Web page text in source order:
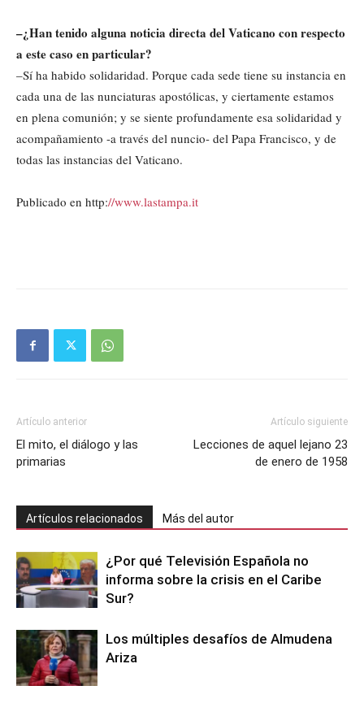
–¿Han tenido alguna noticia directa del Vaticano con respecto
a este caso en particular?
–Sí ha habido solidaridad. Porque cada sede tiene su instancia en
cada una de las nunciaturas apostólicas, y ciertamente estamos
en plena comunión; y se siente profundamente esa solidaridad y
acompañamiento -a través del nuncio- del Papa Francisco, y de
todas las instancias del Vaticano.
Publicado en http://www.lastampa.it
Artículo anterior
El mito, el diálogo y las
primarias
Artículo siguiente
Lecciones de aquel lejano 23
de enero de 1958
Artículos relacionados Más del autor
¿Por qué Televisión Española no
informa sobre la crisis en el Caribe
Sur?
Los múltiples desafíos de Almudena
Ariza